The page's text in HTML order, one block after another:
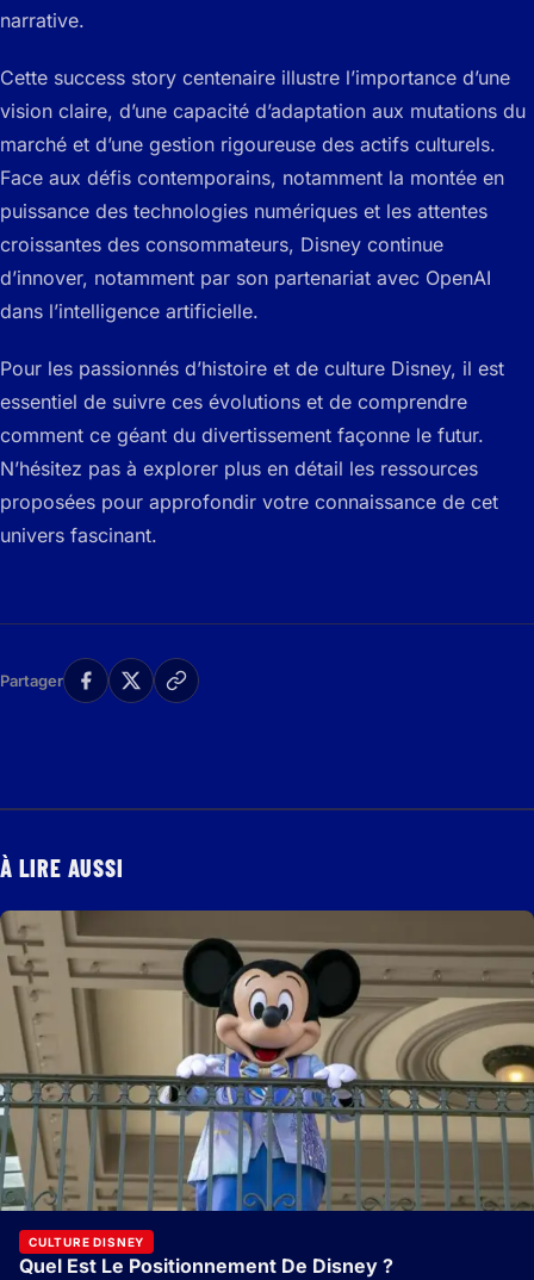
narrative.
Cette success story centenaire illustre l’importance d’une
vision claire, d’une capacité d’adaptation aux mutations du
marché et d’une gestion rigoureuse des actifs culturels.
Face aux défis contemporains, notamment la montée en
puissance des technologies numériques et les attentes
croissantes des consommateurs, Disney continue
d’innover, notamment par son partenariat avec OpenAI
dans l’intelligence artificielle.
Pour les passionnés d’histoire et de culture Disney, il est
essentiel de suivre ces évolutions et de comprendre
comment ce géant du divertissement façonne le futur.
N’hésitez pas à explorer plus en détail les ressources
proposées pour approfondir votre connaissance de cet
univers fascinant.
Partager
À LIRE AUSSI
CULTURE DISNEY
Quel Est Le Positionnement De Disney ?